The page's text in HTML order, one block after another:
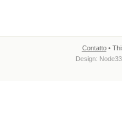
Contatto•
Design: Node33